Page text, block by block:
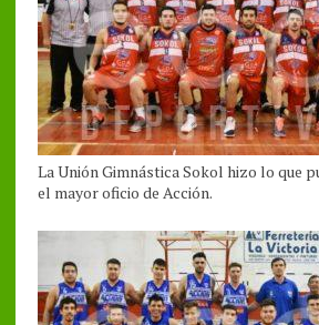
La Unión Gimnástica Sokol hizo lo que
el mayor oficio de Acción.